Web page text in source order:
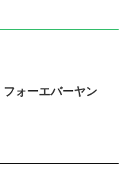
フォーエバーヤン